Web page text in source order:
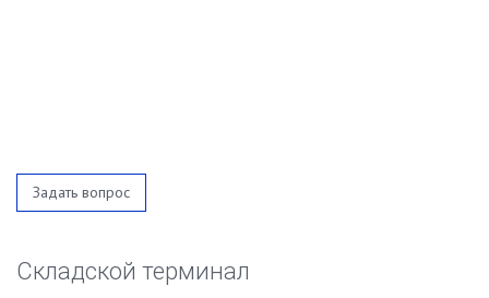
Задать вопрос
Складской терминал